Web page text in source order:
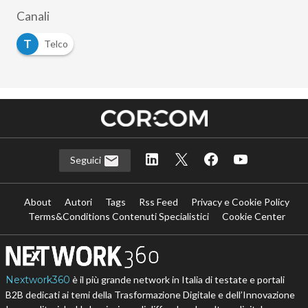
Canali
T
Telco
Seguici
About Autori Tags Rss Feed
Privacy e Cookie Policy
Terms&Conditions Contenuti Specialistici
Cookie Center
Nextwork360 è il più grande network in Italia di testate e portali
B2B dedicati ai temi della Trasformazione Digitale e dell’Innovazione